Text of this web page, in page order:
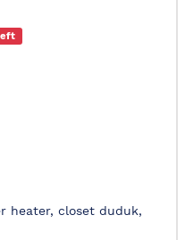
heater, closet duduk,